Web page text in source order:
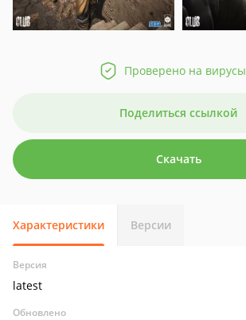
Проверено на вирусы
Поделиться ссылкой
Скачать
Характеристики Версии
Версия
latest
Обновлено